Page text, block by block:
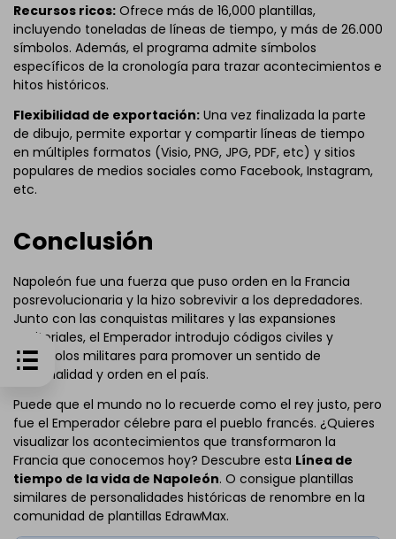
Recursos ricos: Ofrece más de 16,000 plantillas,
incluyendo toneladas de líneas de tiempo, y más de 26.000
símbolos. Además, el programa admite símbolos
específicos de la cronología para trazar acontecimientos e
hitos históricos.
Flexibilidad de exportación: Una vez finalizada la parte
de dibujo, permite exportar y compartir líneas de tiempo
en múltiples formatos (Visio, PNG, JPG, PDF, etc) y sitios
populares de medios sociales como Facebook, Instagram,
etc.
Conclusión
Napoleón fue una fuerza que puso orden en la Francia
posrevolucionaria y la hizo sobrevivir a los depredadores.
Junto con las conquistas militares y las expansiones
territoriales, el Emperador introdujo códigos civiles y
protocolos militares para promover un sentido de
nacionalidad y orden en el país.
Puede que el mundo no lo recuerde como el rey justo, pero
fue el Emperador célebre para el pueblo francés. ¿Quieres
visualizar los acontecimientos que transformaron la
Francia que conocemos hoy? Descubre esta Línea de
tiempo de la vida de Napoleón. O consigue plantillas
similares de personalidades históricas de renombre en la
comunidad de plantillas EdrawMax.